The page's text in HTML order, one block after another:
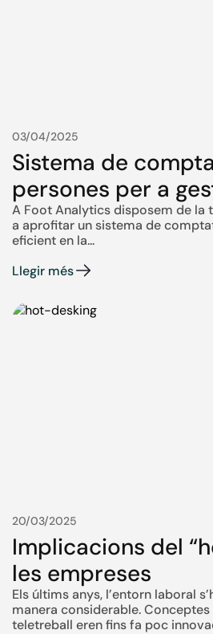
03/04/2025
Sistema de
persones per a
A Foot Analytics disposem de la
a aprofitar un sistema de
eficient en la...
Llegir més
20/03/2025
Implicacions del
les empreses
Els últims anys, l’entorn laboral
manera considerable.
teletreball eren fins fa poc